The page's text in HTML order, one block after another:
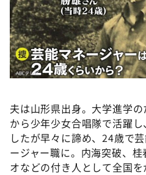
夫は山形県出身。大学進学
から少年少女合唱隊で活躍
したが早々に諦め、24歳で
ージャー職に。内海突破、
オなどの付き人として全国を